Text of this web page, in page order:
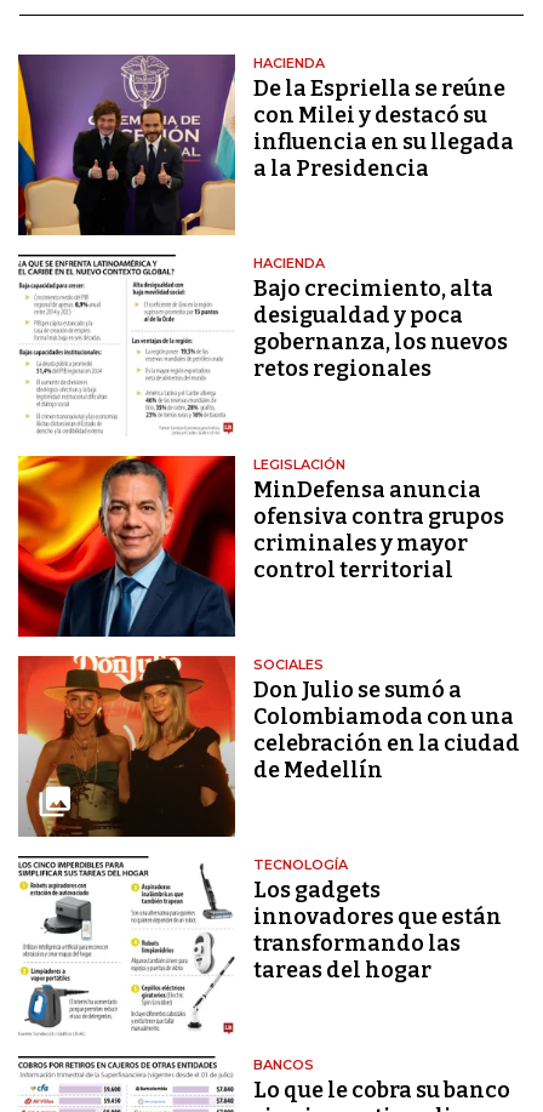
HACIENDA
De la Espriella se reúne
con Milei y destacó su
influencia en su llegada
a la Presidencia
HACIENDA
Bajo crecimiento, alta
desigualdad y poca
gobernanza, los nuevos
retos regionales
LEGISLACIÓN
MinDefensa anuncia
ofensiva contra grupos
criminales y mayor
control territorial
SOCIALES
Don Julio se sumó a
Colombiamoda con una
celebración en la ciudad
de Medellín
TECNOLOGÍA
Los gadgets
innovadores que están
transformando las
tareas del hogar
BANCOS
Lo que le cobra su banco